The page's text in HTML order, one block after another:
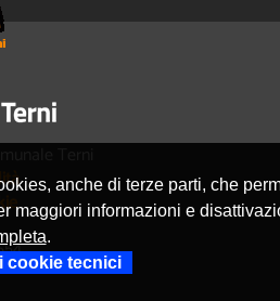
anche di terze parti, che
maggiori informazioni e
.
cookie tecnici